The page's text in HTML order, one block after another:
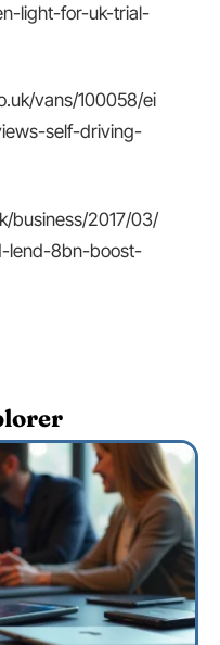
light-for-uk-trial-
vans/100058/ei
self-driving-
business/2017/03/
lend-8bn-boost-